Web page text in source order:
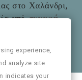
στο Χαλάνδρι,
απόσυναφή
από κοντά
experience,
analyze site
indicates your